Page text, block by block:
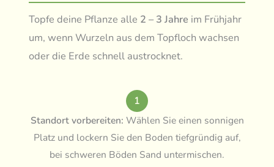
Topfe deine Pflanze alle 2 – 3 Jahre im Frühjahr
um, wenn Wurzeln aus dem Topfloch wachsen
oder die Erde schnell austrocknet.
1
Standort vorbereiten: Wählen Sie einen sonnigen
Platz und lockern Sie den Boden tiefgründig auf,
bei schweren Böden Sand untermischen.